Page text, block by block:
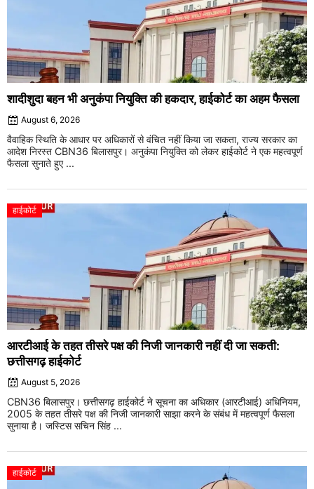
शादीशुदा बहन भी अनुकंपा नियुक्ति की हकदार, हाईकोर्ट का अहम फैसला
August 6, 2026
वैवाहिक स्थिति के आधार पर अधिकारों से वंचित नहीं किया जा सकता, राज्य सरकार का
आदेश निरस्त CBN36 बिलासपुर। अनुकंपा नियुक्ति को लेकर हाईकोर्ट ने एक महत्वपूर्ण
फैसला सुनाते हुए ...
हाईकोर्ट
आरटीआई के तहत तीसरे पक्ष की निजी जानकारी नहीं दी जा सकती:
छत्तीसगढ़ हाईकोर्ट
August 5, 2026
CBN36 बिलासपुर। छत्तीसगढ़ हाईकोर्ट ने सूचना का अधिकार (आरटीआई) अधिनियम,
2005 के तहत तीसरे पक्ष की निजी जानकारी साझा करने के संबंध में महत्वपूर्ण फैसला
सुनाया है। जस्टिस सचिन सिंह ...
हाईकोर्ट